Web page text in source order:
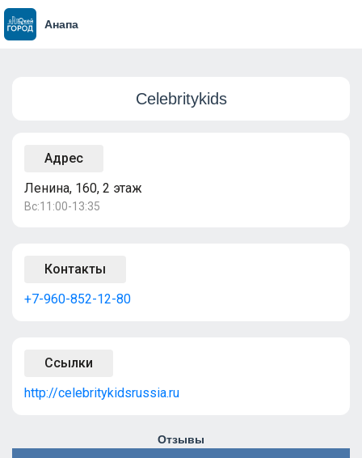
Анапа
Celebritykids
Адрес
Ленина, 160, 2 этаж
Вс:11:00-13:35
Контакты
+7-960-852-12-80
Ссылки
http://celebritykidsrussia.ru
Отзывы